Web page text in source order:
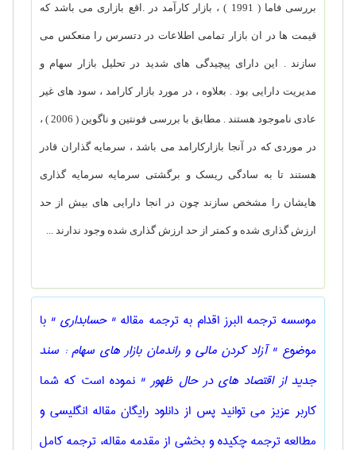
بررسی فاما ( 1991 ) ، بازار کارآمد در .اقع بازاری می باشد که
قیمت ها در ان بازار تمامی اطلاعات در دتسرس را منعکس می
سازند . این دارای پیچیدگی های شدید در تحلیل بازار سهام و
مدیریت دارایی بود . بعلاوه ، در مورد بازار کارامد ، سود های غیر
عادی ناموجود هستند . مطابق با بررسی فونتین و ناگوین ( 2006 ) ،
در موردی که در آنجا بازارکارامد می باشد ، سرمایه گذاران قادر
هستند تا به سادگی ریسک و برگشتی سرمایه سرمایه گذاری
هایشان را مشخص سازند چون در انجا دارایی های بیش از حد
ارزش گذاری شده و کمتر از حد ارزش گذاری شده وجود ندارند ...
موسسه ترجمه البرز اقدام به ترجمه مقاله " حسابداری " با
موضوع " آزاد کردن مالی و راندمان بازار های سهام : سند
جدید از اقتصاد های در حال ظهور " نموده است که شما
کاربر عزیز می توانید پس از دانلود رایگان مقاله انگلیسی و
مطالعه ترجمه چکیده و بخشی از مقدمه مقاله، ترجمه کامل